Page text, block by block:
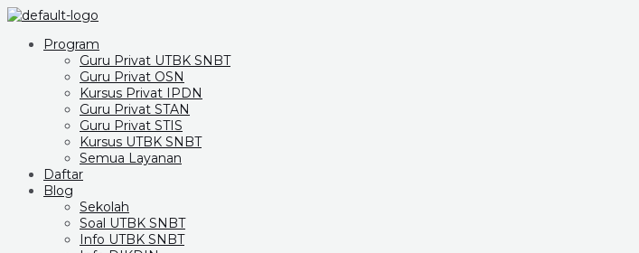
Program
Guru Privat UTBK SNBT
Guru Privat OSN
Kursus Privat IPDN
Guru Privat STAN
Guru Privat STIS
Kursus UTBK SNBT
Semua Layanan
Daftar
Blog
Sekolah
Soal UTBK SNBT
Info UTBK SNBT